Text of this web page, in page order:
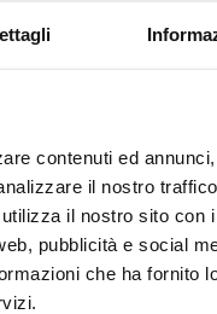
contenuti ed
il nostro
il nostro sito con
pubblicità e social
che ha fornito